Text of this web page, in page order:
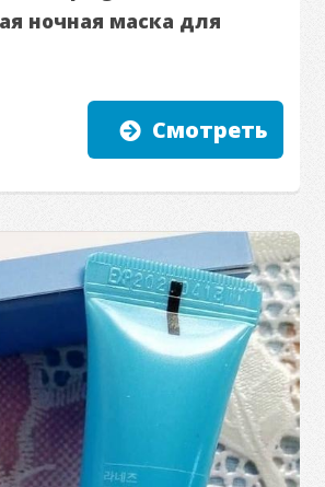
ночная маска для
Смотреть